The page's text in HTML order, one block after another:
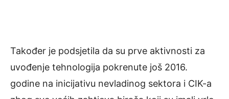
Također je podsjetila da su prve aktivnosti za
uvođenje tehnologija pokrenute još 2016.
godine na inicijativu nevladinog sektora i CIK-a